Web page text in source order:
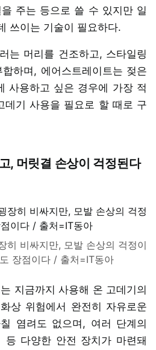
주는 등으로 쓸 수 있지만 일
쓰이는 기술이 필요하다.
는 머리를 건조하고, 스타일링
하며, 에어스트레이트는 젖은
사용하고 싶은 경우에 가장 적
데기 사용을 필요로 할 때로 구
, 머릿결 손상이 걱정된다
히 비싸지만, 모발 손상의 걱정이
장점이다 / 출처=IT동아
지금까지 사용해 온 고데기의
상 위험에서 완전히 자유로운
염려도 없으며, 여러 단계의
등 다양한 안전 장치가 마련돼